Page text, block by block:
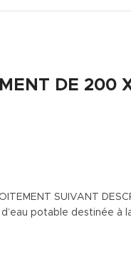
DE 200
SUIVANT
potable destinée à